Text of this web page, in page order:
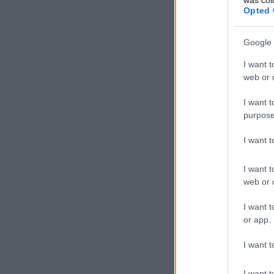
Opted
Google
I want
web or
I want
I want
I want
web or
I want
or app.
I want